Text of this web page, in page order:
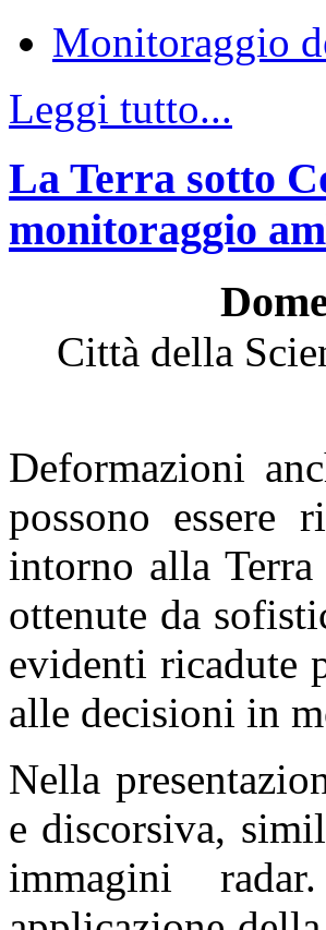
Monitoraggio
Leggi tutto...
La Terra sotto
monitoraggio
Città della
Deformazioni
possono essere
intorno alla
ottenute da
evidenti ricadute
alle decisioni in
Nella
e discorsiva,
immagini